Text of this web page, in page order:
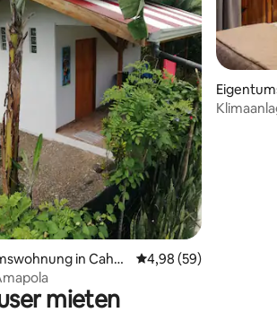
4,77 von 5, 22 Bewertungen
in Cahui
Durchschnittliche
4,98 (59)
to Viejo
mieten